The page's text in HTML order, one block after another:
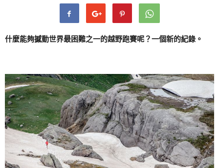
什麼能夠撼動世界最困難之一的越野跑賽呢？一個新的紀錄。